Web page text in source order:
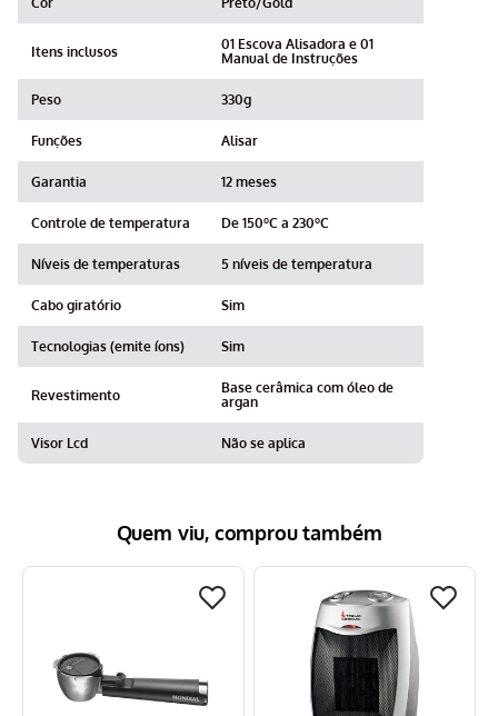
Itens inclusos
01 Escova Alisadora e 01
Manual de Instruções
Peso 330g
Funções Alisar
Garantia 12 meses
Controle de temperatura De 150ºC a 230ºC
Níveis de temperaturas 5 níveis de temperatura
Cabo giratório Sim
Tecnologias (emite íons) Sim
Revestimento
Base cerâmica com óleo de
argan
Visor Lcd Não se aplica
Quem viu, comprou também